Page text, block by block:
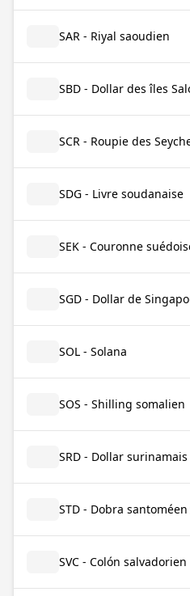
SAR - Riyal saoudien
SBD - Dollar des îles
SCR - Roupie des
SDG - Livre soudanaise
SEK - Couronne
SGD - Dollar de
SOL - Solana
SOS - Shilling somalien
SRD - Dollar surinamais
STD - Dobra santoméen
SVC - Colón salvadorien